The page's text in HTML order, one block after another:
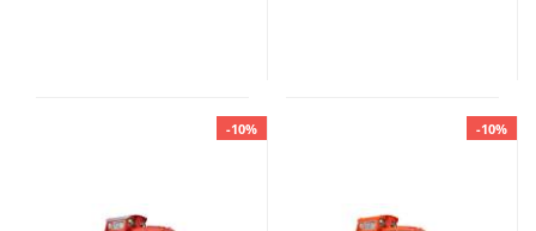
-10% -10%